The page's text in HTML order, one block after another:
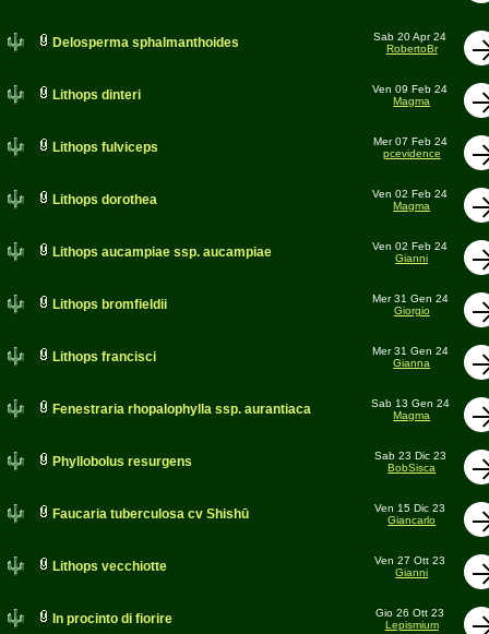
Delosperma sphalmanthoides
Sab 20 Apr 24
RobertoBr
Lithops dinteri
Ven 09 Feb 24
Magma
Lithops fulviceps
Mer 07 Feb 24
pcevidence
Lithops dorothea
Ven 02 Feb 24
Magma
Lithops aucampiae ssp. aucampiae
Ven 02 Feb 24
Gianni
Lithops bromfieldii
Mer 31 Gen 24
Giorgio
Lithops francisci
Mer 31 Gen 24
Gianna
Fenestraria rhopalophylla ssp. aurantiaca
Sab 13 Gen 24
Magma
Phyllobolus resurgens
Sab 23 Dic 23
BobSisca
Faucaria tuberculosa cv Shishū
Ven 15 Dic 23
Giancarlo
Lithops vecchiotte
Ven 27 Ott 23
Gianni
In procinto di fiorire
Gio 26 Ott 23
Lepismium